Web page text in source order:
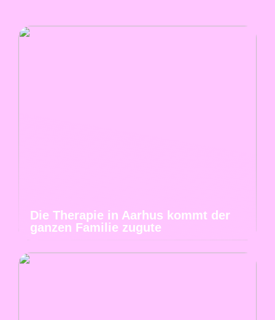
Die Therapie in Aarhus kommt der
ganzen Familie zugute